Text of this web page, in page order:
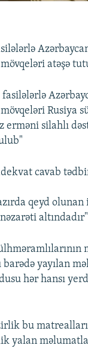
atəşə
Rusiya
erməni silahlı
cavab
qeyd
yayılan
hər hansı
bu
yalan